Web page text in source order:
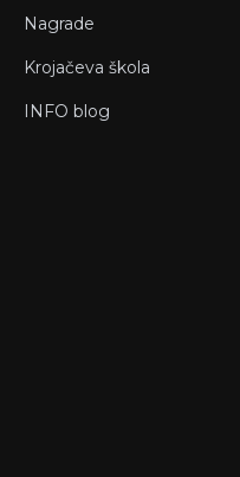
Nagrade
Krojačeva škola
INFO blog